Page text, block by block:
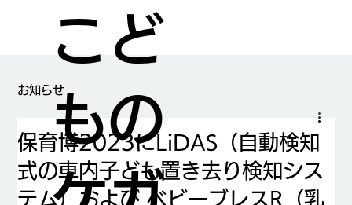
こど
もの
保育博2023にLiDAS（自動検知
式の車内子ども置き去り検知シス
テム）および ベビーブレスR（乳
​お知らせ